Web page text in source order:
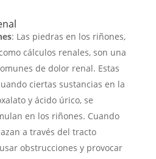
: Las piedras en los riñones,
cálculos renales, son una
de dolor renal. Estas
ciertas sustancias en la
y ácido úrico, se
en los riñones. Cuando
a través del tracto
obstrucciones y provocar